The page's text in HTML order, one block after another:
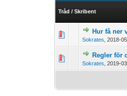
Tråd /Skribent
Hur få ner
Sokrates ,2018-
Regler för
Sokrates ,2019-